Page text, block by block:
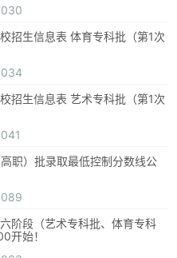
招生信息表 体育专科批（第1次
招生信息表 艺术专科批（第1次
职）批录取最低控制分数线公
阶段（艺术专科批、体育专科
开始！